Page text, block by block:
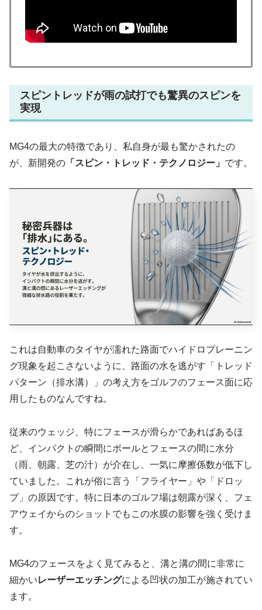
スピントレッドが雨の試打でも驚異のスピンを
実現
MG4の最大の特徴であり、私自身が最も驚かされたの
が、新開発の 「スピン・トレッド・テクノロジー」 です。
これは自動車のタイヤが濡れた路面でハイドロプレーニン
グ現象を起こさないように、路面の水を逃がす「トレッド
パターン（排水溝）」の考え方をゴルフのフェース面に応
用したものなんですね。
従来のウェッジ、特にフェースが滑らかであればあるほ
ど、インパクトの瞬間にボールとフェースの間に水分
（雨、朝露、芝の汁）が介在し、一気に摩擦係数が低下し
ていました。これが俗に言う「フライヤー」や「ドロッ
プ」の原因です。特に日本のゴルフ場は朝露が深く、フェ
アウェイからのショットでもこの水膜の影響を強く受けま
す。
MG4のフェースをよく見てみると、溝と溝の間に非常に
細かいレーザーエッチングによる凹状の加工が施されてい
ます。